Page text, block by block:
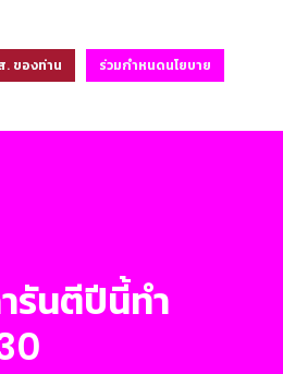
. ของท่าน ร่วมกำหนดนโยบาย
รันตีปีนี้ทำ